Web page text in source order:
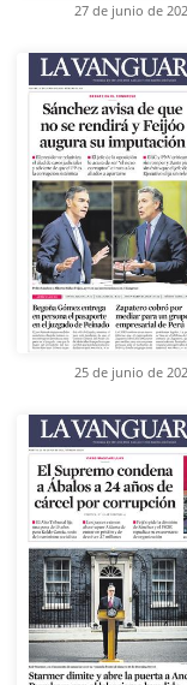
27 de junio de
25 de junio de